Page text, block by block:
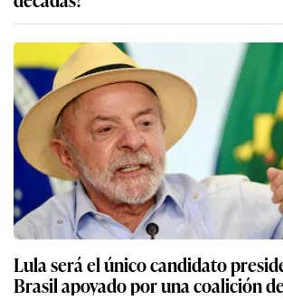
Lula será el único candidato
Brasil apoyado por una coalición